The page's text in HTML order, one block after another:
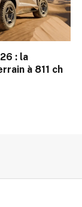
: la
à 811 ch